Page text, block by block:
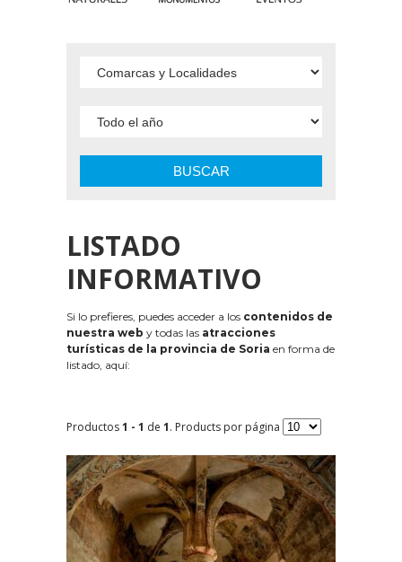
BUSCAR
LISTADO
INFORMATIVO
Si lo prefieres, puedes acceder a los contenidos de
nuestra web y todas las atracciones
turísticas de la provincia de Soria en forma de
listado, aquí:
Productos1 - 1 de 1. Products por página